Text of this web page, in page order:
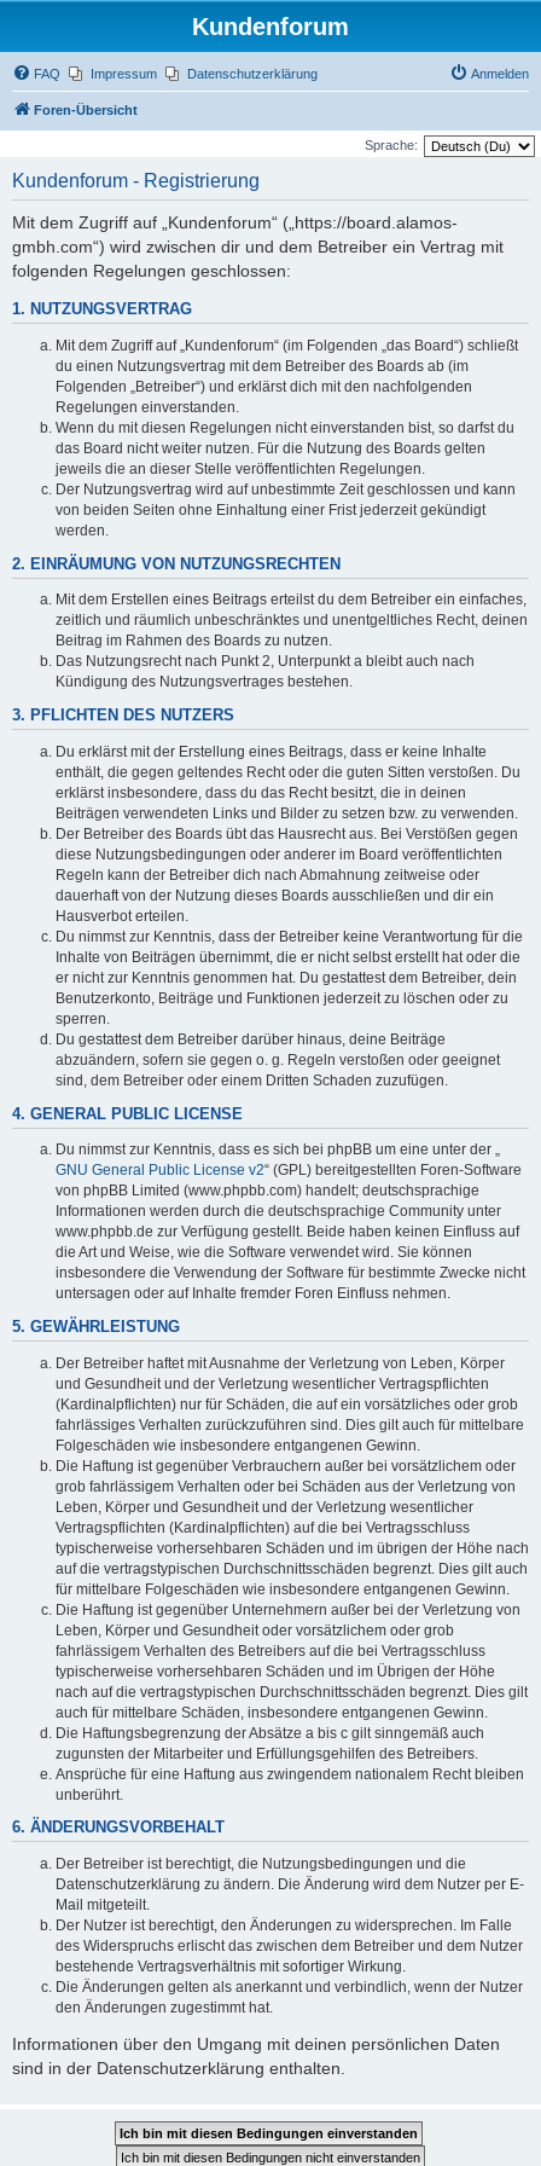
Kundenforum
FAQ Impressum Datenschutzerklärung Anmelden
Foren-Übersicht
Sprache:
Kundenforum - Registrierung
Mit dem Zugriff auf „Kundenforum“ („https://board.alamos-
gmbh.com“) wird zwischen dir und dem Betreiber ein Vertrag mit
folgenden Regelungen geschlossen:
1. NUTZUNGSVERTRAG
Mit dem Zugriff auf „Kundenforum“ (im Folgenden „das Board“) schließt
du einen Nutzungsvertrag mit dem Betreiber des Boards ab (im
Folgenden „Betreiber“) und erklärst dich mit den nachfolgenden
Regelungen einverstanden.
Wenn du mit diesen Regelungen nicht einverstanden bist, so darfst du
das Board nicht weiter nutzen. Für die Nutzung des Boards gelten
jeweils die an dieser Stelle veröffentlichten Regelungen.
Der Nutzungsvertrag wird auf unbestimmte Zeit geschlossen und kann
von beiden Seiten ohne Einhaltung einer Frist jederzeit gekündigt
werden.
2. EINRÄUMUNG VON NUTZUNGSRECHTEN
Mit dem Erstellen eines Beitrags erteilst du dem Betreiber ein einfaches,
zeitlich und räumlich unbeschränktes und unentgeltliches Recht, deinen
Beitrag im Rahmen des Boards zu nutzen.
Das Nutzungsrecht nach Punkt 2, Unterpunkt a bleibt auch nach
Kündigung des Nutzungsvertrages bestehen.
3. PFLICHTEN DES NUTZERS
Du erklärst mit der Erstellung eines Beitrags, dass er keine Inhalte
enthält, die gegen geltendes Recht oder die guten Sitten verstoßen. Du
erklärst insbesondere, dass du das Recht besitzt, die in deinen
Beiträgen verwendeten Links und Bilder zu setzen bzw. zu verwenden.
Der Betreiber des Boards übt das Hausrecht aus. Bei Verstößen gegen
diese Nutzungsbedingungen oder anderer im Board veröffentlichten
Regeln kann der Betreiber dich nach Abmahnung zeitweise oder
dauerhaft von der Nutzung dieses Boards ausschließen und dir ein
Hausverbot erteilen.
Du nimmst zur Kenntnis, dass der Betreiber keine Verantwortung für die
Inhalte von Beiträgen übernimmt, die er nicht selbst erstellt hat oder die
er nicht zur Kenntnis genommen hat. Du gestattest dem Betreiber, dein
Benutzerkonto, Beiträge und Funktionen jederzeit zu löschen oder zu
sperren.
Du gestattest dem Betreiber darüber hinaus, deine Beiträge
abzuändern, sofern sie gegen o. g. Regeln verstoßen oder geeignet
sind, dem Betreiber oder einem Dritten Schaden zuzufügen.
4. GENERAL PUBLIC LICENSE
Du nimmst zur Kenntnis, dass es sich bei phpBB um eine unter der „
GNU General Public License v2“ (GPL) bereitgestellten Foren-Software
von phpBB Limited (www.phpbb.com) handelt; deutschsprachige
Informationen werden durch die deutschsprachige Community unter
www.phpbb.de zur Verfügung gestellt. Beide haben keinen Einfluss auf
die Art und Weise, wie die Software verwendet wird. Sie können
insbesondere die Verwendung der Software für bestimmte Zwecke nicht
untersagen oder auf Inhalte fremder Foren Einfluss nehmen.
5. GEWÄHRLEISTUNG
Der Betreiber haftet mit Ausnahme der Verletzung von Leben, Körper
und Gesundheit und der Verletzung wesentlicher Vertragspflichten
(Kardinalpflichten) nur für Schäden, die auf ein vorsätzliches oder grob
fahrlässiges Verhalten zurückzuführen sind. Dies gilt auch für mittelbare
Folgeschäden wie insbesondere entgangenen Gewinn.
Die Haftung ist gegenüber Verbrauchern außer bei vorsätzlichem oder
grob fahrlässigem Verhalten oder bei Schäden aus der Verletzung von
Leben, Körper und Gesundheit und der Verletzung wesentlicher
Vertragspflichten (Kardinalpflichten) auf die bei Vertragsschluss
typischerweise vorhersehbaren Schäden und im übrigen der Höhe nach
auf die vertragstypischen Durchschnittsschäden begrenzt. Dies gilt auch
für mittelbare Folgeschäden wie insbesondere entgangenen Gewinn.
Die Haftung ist gegenüber Unternehmern außer bei der Verletzung von
Leben, Körper und Gesundheit oder vorsätzlichem oder grob
fahrlässigem Verhalten des Betreibers auf die bei Vertragsschluss
typischerweise vorhersehbaren Schäden und im Übrigen der Höhe
nach auf die vertragstypischen Durchschnittsschäden begrenzt. Dies gilt
auch für mittelbare Schäden, insbesondere entgangenen Gewinn.
Die Haftungsbegrenzung der Absätze a bis c gilt sinngemäß auch
zugunsten der Mitarbeiter und Erfüllungsgehilfen des Betreibers.
Ansprüche für eine Haftung aus zwingendem nationalem Recht bleiben
unberührt.
6. ÄNDERUNGSVORBEHALT
Der Betreiber ist berechtigt, die Nutzungsbedingungen und die
Datenschutzerklärung zu ändern. Die Änderung wird dem Nutzer per E-
Mail mitgeteilt.
Der Nutzer ist berechtigt, den Änderungen zu widersprechen. Im Falle
des Widerspruchs erlischt das zwischen dem Betreiber und dem Nutzer
bestehende Vertragsverhältnis mit sofortiger Wirkung.
Die Änderungen gelten als anerkannt und verbindlich, wenn der Nutzer
den Änderungen zugestimmt hat.
Informationen über den Umgang mit deinen persönlichen Daten
sind in der Datenschutzerklärung enthalten.